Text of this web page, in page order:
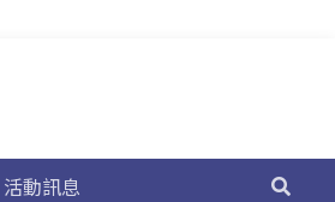
活動訊息